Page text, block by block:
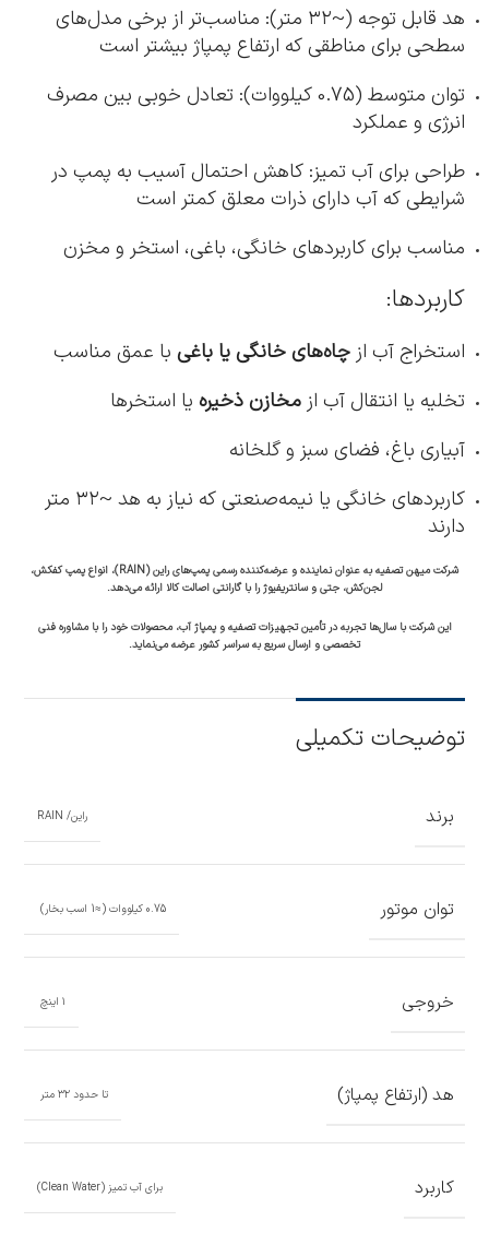
هد قابل توجه (~۳۲ متر): مناسب‌تر از برخی مدل‌های
سطحی برای مناطقی که ارتفاع پمپاژ بیشتر است
توان متوسط (0.75 کیلووات): تعادل خوبی بین مصرف
انرژی و عملکرد
طراحی برای آب تمیز: کاهش احتمال آسیب به پمپ در
شرایطی که آب دارای ذرات معلق کمتر است
مناسب برای کاربردهای خانگی، باغی، استخر و مخزن
کاربردها:
استخراج آب از چاه‌های خانگی یا باغی با عمق مناسب
تخلیه یا انتقال آب از مخازن ذخیره یا استخرها
آبیاری باغ، فضای سبز و گلخانه
کاربردهای خانگی یا نیمه‌صنعتی که نیاز به هد ~۳۲ متر
دارند
شرکت میهن تصفیه به عنوان نماینده و عرضه‌کننده رسمی پمپ‌های راین (RAIN)، انواع پمپ کفکش،
لجن‌کش، جتی و سانتریفیوژ را با گارانتی اصالت کالا ارائه می‌دهد.
این شرکت با سال‌ها تجربه در تأمین تجهیزات تصفیه و پمپاژ آب، محصولات خود را با مشاوره فنی
تخصصی و ارسال سریع به سراسر کشور عرضه می‌نماید.
توضیحات تکمیلی
برند راین/ RAIN
توان موتور 0.75 کیلووات (≈1 اسب بخار)
خروجی ۱ اینچ
هد (ارتفاع پمپاژ) تا حدود ۳۲ متر
کاربرد برای آب تمیز (Clean Water)